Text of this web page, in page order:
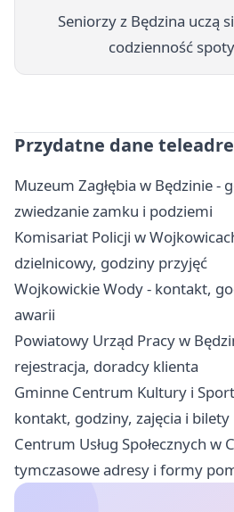
Seniorzy z Będzina uczą
codzienność
Przydatne dane
Muzeum Zagłębia w Będzinie -
zwiedzanie zamku i podziemi
Komisariat Policji w
dzielnicowy, godziny przyjęć
Wojkowickie Wody - kontakt,
awarii
Powiatowy Urząd Pracy w
rejestracja, doradcy klienta
Gminne Centrum Kultury i
kontakt, godziny, zajęcia i bilety
Centrum Usług Społecznych w
tymczasowe adresy i formy